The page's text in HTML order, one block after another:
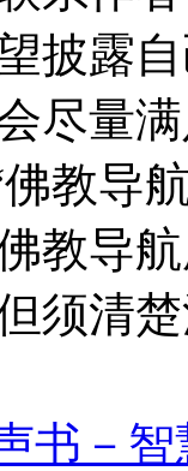
披露
尽量
教导
教导
须清
书－